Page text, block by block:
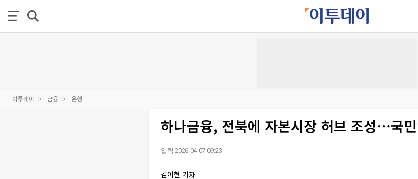
이투데이 금융 은행
하나금융, 전북에 자본시장 허브 조성⋯국
입력 2026-04-07 09:23
김이현 기자